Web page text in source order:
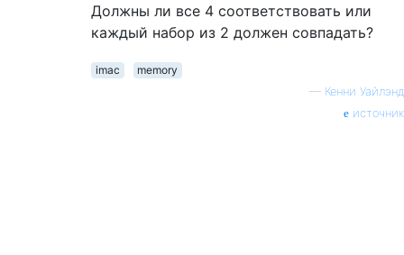
Должны ли все 4 соответствовать или
каждый набор из 2 должен совпадать?
imac
memory
— Кенни Уайлэнд
источник